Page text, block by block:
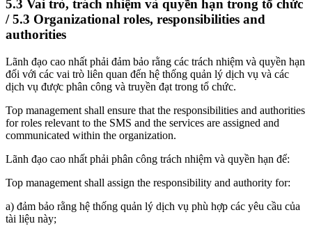
5.3 Vai trò, trách nhiệm và quyền hạn trong tổ chức
/ 5.3 Organizational roles, responsibilities and
authorities
Lãnh đạo cao nhất phải đảm bảo rằng các trách nhiệm và quyền hạn
đối với các vai trò liên quan đến hệ thống quản lý dịch vụ và các
dịch vụ được phân công và truyền đạt trong tổ chức.
Top management shall ensure that the responsibilities and authorities
for roles relevant to the SMS and the services are assigned and
communicated within the organization.
Lãnh đạo cao nhất phải phân công trách nhiệm và quyền hạn để:
Top management shall assign the responsibility and authority for:
a) đảm bảo rằng hệ thống quản lý dịch vụ phù hợp các yêu cầu của
tài liệu này;